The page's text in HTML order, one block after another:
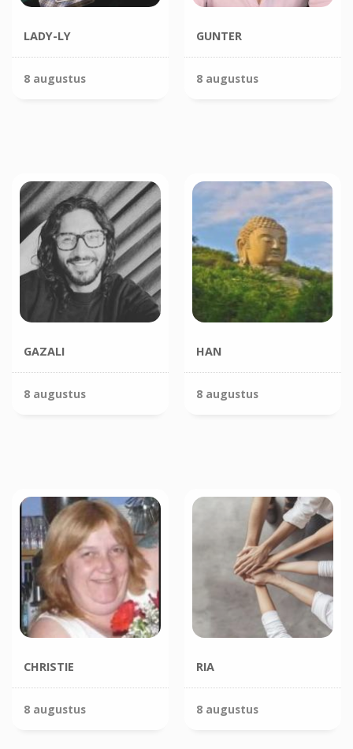
LADY-LY
8 augustus
GUNTER
8 augustus
GAZALI
8 augustus
HAN
8 augustus
CHRISTIE
8 augustus
RIA
8 augustus